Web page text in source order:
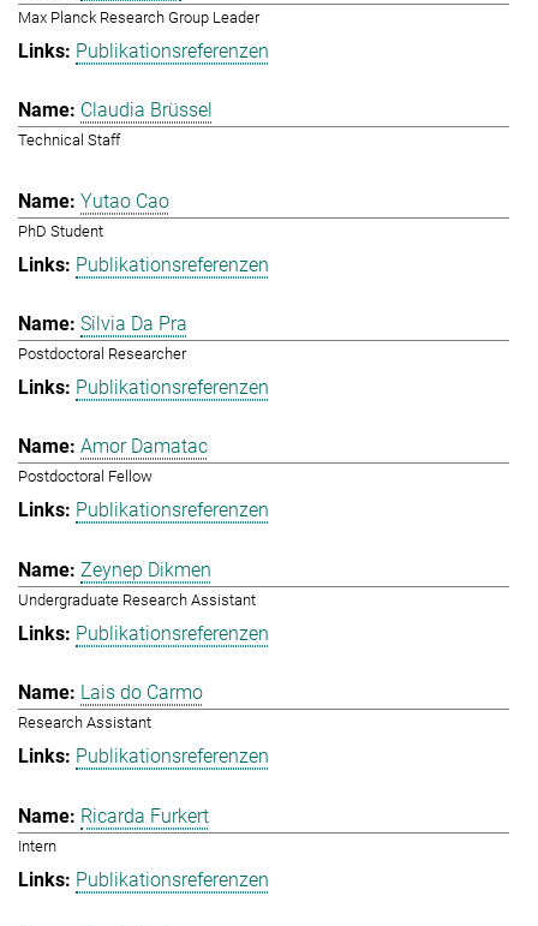
Max Planck Research Group Leader
Publikationsreferenzen
Claudia Brüssel
Technical Staff
Yutao Cao
PhD Student
Publikationsreferenzen
Silvia Da Pra
Postdoctoral Researcher
Publikationsreferenzen
Amor Damatac
Postdoctoral Fellow
Publikationsreferenzen
Zeynep Dikmen
Undergraduate Research Assistant
Publikationsreferenzen
Lais do Carmo
Research Assistant
Publikationsreferenzen
Ricarda Furkert
Intern
Publikationsreferenzen